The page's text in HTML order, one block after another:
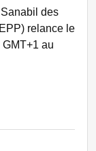
des
relance le
au